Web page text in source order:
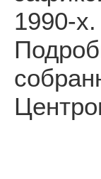
1990-